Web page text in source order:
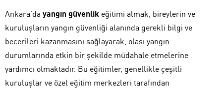
Ankara’da yangın güvenlik eğitimi almak, bireylerin ve
kuruluşların yangın güvenliği alanında gerekli bilgi ve
becerileri kazanmasını sağlayarak, olası yangın
durumlarında etkin bir şekilde müdahale etmelerine
yardımcı olmaktadır. Bu eğitimler, genellikle çeşitli
kuruluşlar ve özel eğitim merkezleri tarafından